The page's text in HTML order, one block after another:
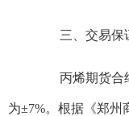
三、交易保
丙烯期货合约
为±7%。根据《郑州